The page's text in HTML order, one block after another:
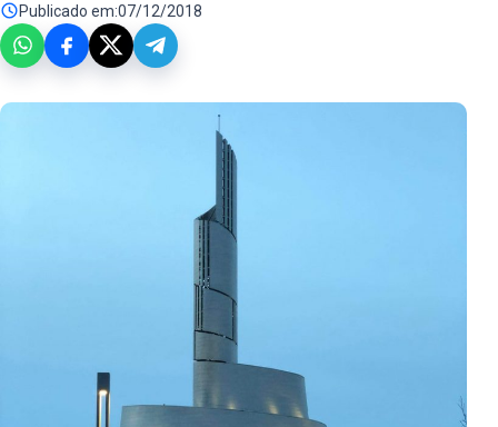
Publicado em:07/12/2018